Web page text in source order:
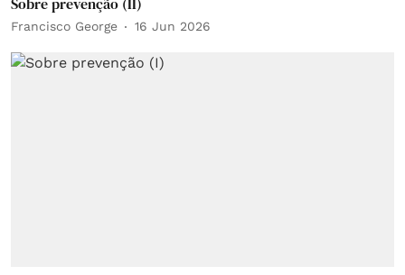
Francisco George 16 Jun 2026